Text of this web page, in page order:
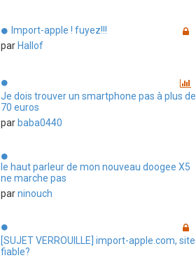
Import-apple ! fuyez!!!
par Hallof
Je dois trouver un smartphone pas à plus de
70 euros
par baba0440
le haut parleur de mon nouveau doogee X5
ne marche pas
parninouch
[SUJET VERROUILLE] import-apple.com, site
fiable?